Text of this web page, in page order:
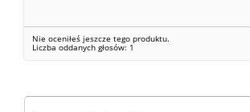
Nie oceniłeś jeszcze tego produktu.
Liczba oddanych głosów: 1